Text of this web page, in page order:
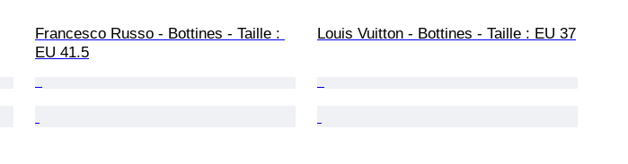
Francesco Russo - Bottines - Taille :
EU 41.5
Louis Vuitton - Bottines - Taille : EU 37